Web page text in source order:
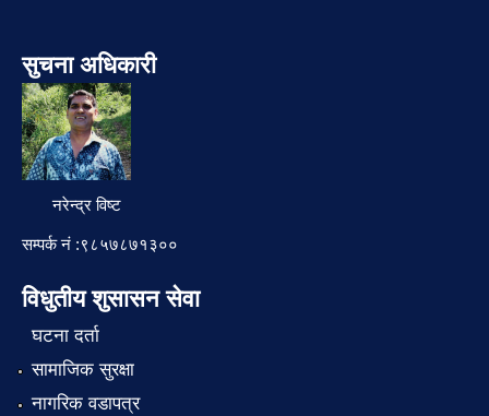
सुचना अधिकारी
नरेन्द्र विष्ट
सम्पर्क नं :९८५७८७१३००
विधुतीय शुसासन सेवा
घटना दर्ता
सामाजिक सुरक्षा
नागरिक वडापत्र